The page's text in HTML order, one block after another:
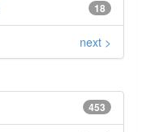
18
next >
453